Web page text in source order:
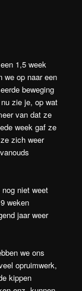
1,5 week
we op naar een
beweging
zie je, op wat
van dat ze
week gaf ze
zich weer
niet weet
weken
jaar weer
we ons
opruimwerk,
kippen